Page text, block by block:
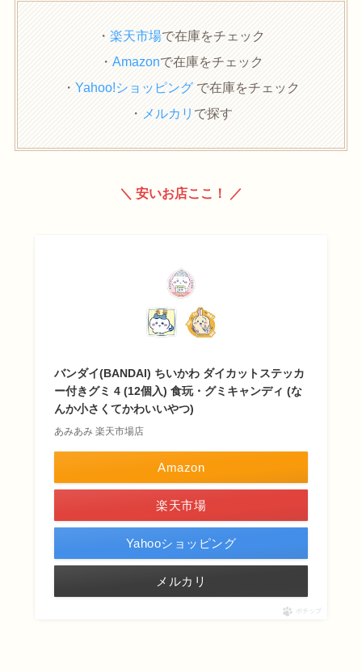
・ 楽天市場で在庫をチェック
・ Amazonで在庫をチェック
・ Yahoo!ショッピング で在庫をチェック
・ メルカリ で探す
＼ 安いお店ここ！ ／
バンダイ(BANDAI) ちいかわ ダイカットステッカ
ー付きグミ 4 (12個入) 食玩・グミキャンディ (な
んか小さくてかわいいやつ)
あみあみ 楽天市場店
Amazon
楽天市場
Yahooショッピング
メルカリ
ポチップ